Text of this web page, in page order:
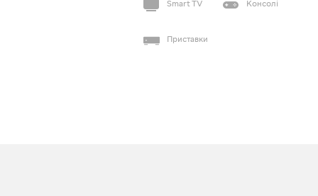
Smart TV Консолі
Приставки